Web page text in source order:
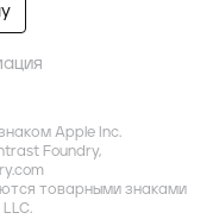
Apple Inc.
Foundry,
товарными знаками